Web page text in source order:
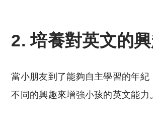
2. 培養對英文的
當小朋友到了能夠自主學習的年紀
不同的興趣來增強小孩的英文能力